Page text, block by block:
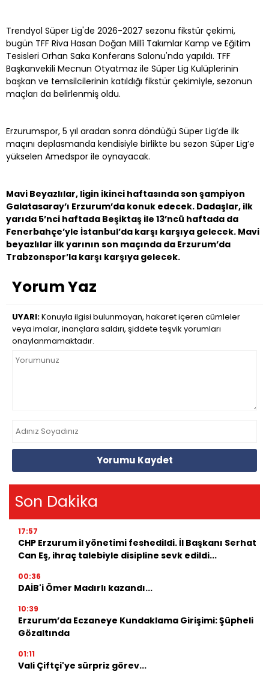
Trendyol Süper Lig'de 2026-2027 sezonu fikstür çekimi,
bugün TFF Riva Hasan Doğan Millî Takımlar Kamp ve Eğitim
Tesisleri Orhan Saka Konferans Salonu'nda yapıldı. TFF
Başkanvekili Mecnun Otyatmaz ile Süper Lig Kulüplerinin
başkan ve temsilcilerinin katıldığı fikstür çekimiyle, sezonun
maçları da belirlenmiş oldu.
Erzurumspor, 5 yıl aradan sonra döndüğü Süper Lig’de ilk
maçını deplasmanda kendisiyle birlikte bu sezon Süper Lig’e
yükselen Amedspor ile oynayacak.
Mavi Beyazlılar, ligin ikinci haftasında son şampiyon
Galatasaray’ı Erzurum’da konuk edecek. Dadaşlar, ilk
yarıda 5’nci haftada Beşiktaş ile 13’ncü haftada da
Fenerbahçe’yle İstanbul’da karşı karşıya gelecek. Mavi
beyazlılar ilk yarının son maçında da Erzurum’da
Trabzonspor’la karşı karşıya gelecek.
Yorum Yaz
UYARI:Konuyla ilgisi bulunmayan, hakaret içeren cümleler
veya imalar, inançlara saldırı, şiddete teşvik yorumları
onaylanmamaktadır.
Yorumu Kaydet
Son Dakika
17:57
CHP Erzurum il yönetimi feshedildi. İl Başkanı Serhat
Can Eş, ihraç talebiyle disipline sevk edildi...
00:36
DAİB'i Ömer Madırlı kazandı...
10:39
Erzurum’da Eczaneye Kundaklama Girişimi: Şüpheli
Gözaltında
01:11
Vali Çiftçi'ye sürpriz görev...